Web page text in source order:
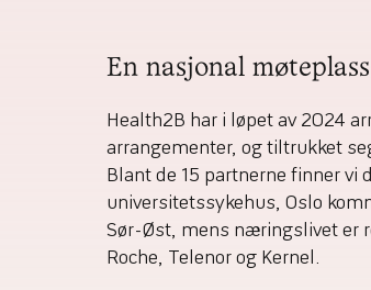
En nasjonal
Health2B har i løpet av 2024
arrangementer, og tiltrukket
Blant de 15 partnerne finner vi
universitetssykehus, Oslo
Sør-Øst, mens næringslivet er
Roche, Telenor og Kernel.